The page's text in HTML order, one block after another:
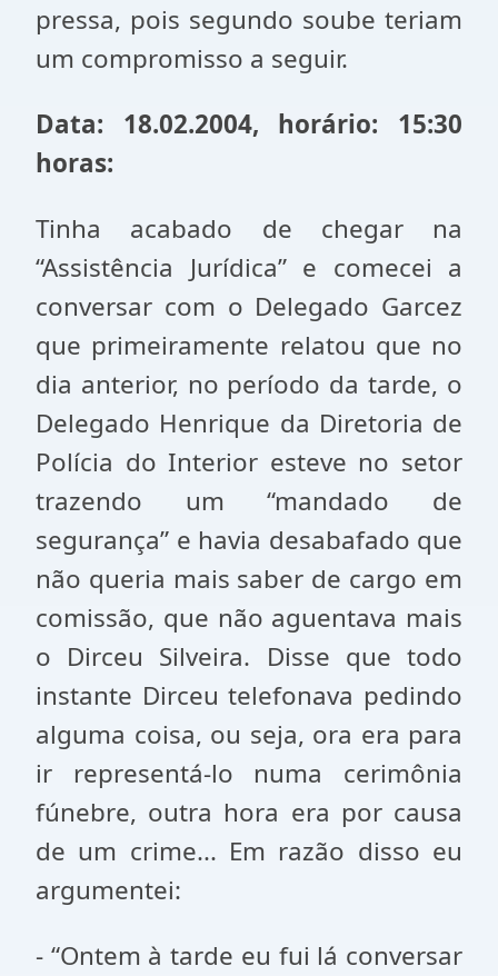
pressa, pois segundo soube teriam
um compromisso a seguir.
Data: 18.02.2004, horário: 15:30
horas:
Tinha acabado de chegar na
“Assistência Jurídica” e comecei a
conversar com o Delegado Garcez
que primeiramente relatou que no
dia anterior, no período da tarde, o
Delegado Henrique da Diretoria de
Polícia do Interior esteve no setor
trazendo um “mandado de
segurança” e havia desabafado que
não queria mais saber de cargo em
comissão, que não aguentava mais
o Dirceu Silveira. Disse que todo
instante Dirceu telefonava pedindo
alguma coisa, ou seja, ora era para
ir representá-lo numa cerimônia
fúnebre, outra hora era por causa
de um crime... Em razão disso eu
argumentei:
- “Ontem à tarde eu fui lá conversar